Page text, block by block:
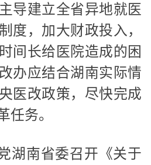
导建立全省异地就医
度，加大财政投入，
间长给医院造成的困
办应结合湖南实际情
医改政策，尽快完成
任务。
湖南省委召开《关于